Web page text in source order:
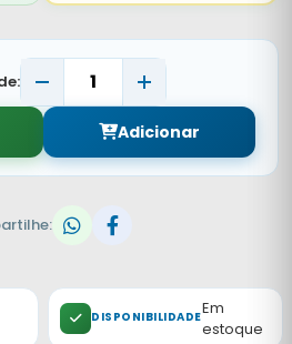
Adicionar
DISPONIBILIDADEEm
estoque